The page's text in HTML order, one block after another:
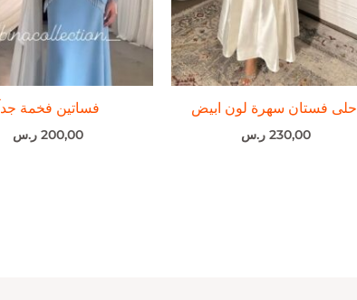
احلى فستان سهرة لون ابيض
230,00 ر.س
فساتين فخمة جدآ
200,00 ر.س